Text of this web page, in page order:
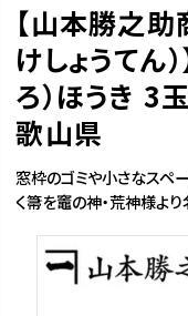
窓枠のゴミや小さなスペ
く箒を竈の神・荒神様よ
【山本勝之助
けしょうてん
ろ）ほうき 3
歌山県